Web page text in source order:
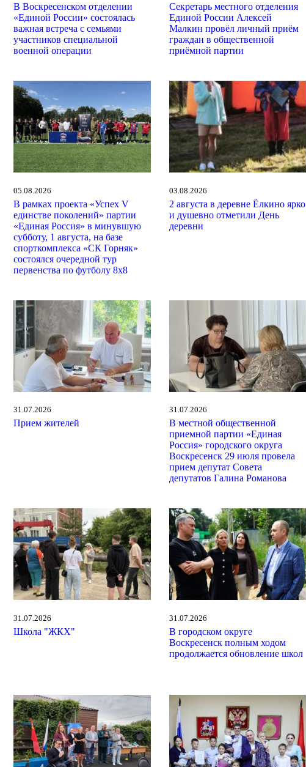
В Воскресенском отделении
«Единой России» состоялась
важная встреча с семьями
участников специальной
военной операции
Секретарь местного отделения
Единой России Алексей
Малкин провёл личный приём
граждан в общественной
приёмной партии
05.08.2026
В рамках проекта «Успех V
единстве поколений» партии
«Единая Россия» в минувшую
субботу, 1 августа, на базе
спорткомплекса «СК Горняк»
состоялся очередной тур
первенства по футболу 8х8
03.08.2026
2 августа в деревне Ёлкино ярко
и душевно отметили День
деревни
31.07.2026
Прием жителей
31.07.2026
В местной общественной
приемной партии «Единая
Россия» городского округа
Воскресенск 29 июля провела
прием депутат Совета
депутатов Галина Романова
31.07.2026
Школа "ЖКХ"
31.07.2026
В городском округе
Воскресенск полным ходом
продолжается обновление школ